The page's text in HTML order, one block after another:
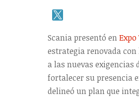
Scania presentó en
estrategia renovada
a las nuevas exigencias
fortalecer su presencia
delineó un plan que